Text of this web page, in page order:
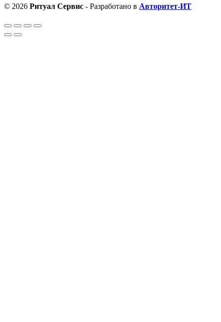
© 2026 Ритуал Сервис - Разработано в Авторитет-ИТ